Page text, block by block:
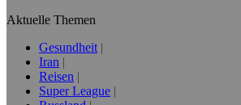
Aktuelle Themen
Gesundheit
Iran
Reisen
Super League